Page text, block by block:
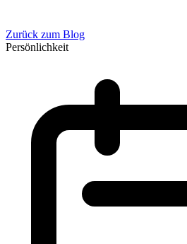
Zurück zum Blog
Persönlichkeit